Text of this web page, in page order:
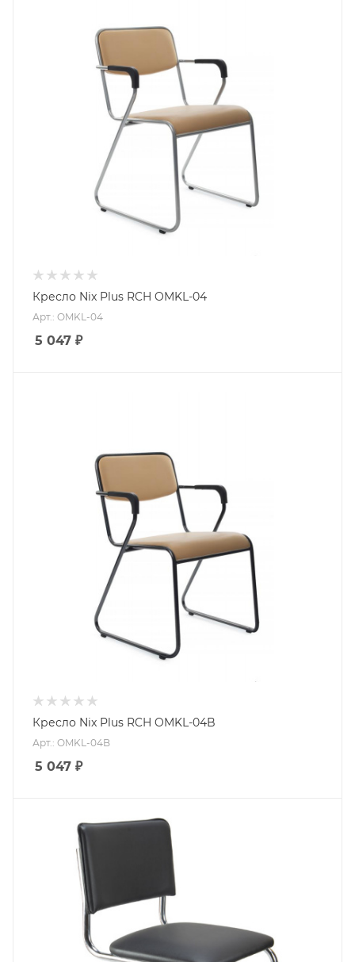
Кресло Nix Plus RCH OMKL-04
Арт.: OMKL-04
5 047 ₽
Кресло Nix Plus RCH OMKL-04B
Арт.: OMKL-04B
5 047 ₽